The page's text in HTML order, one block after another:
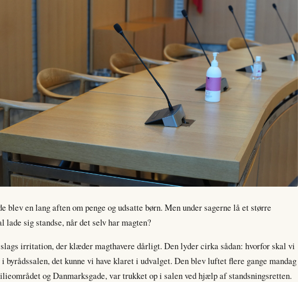
blev en lang aften om penge og udsatte børn. Men under sagerne lå et større
lade sig standse, når det selv har magten?
irritation, der klæder magthavere dårligt. Den lyder cirka sådan: hvorfor skal vi
byrådssalen, det kunne vi have klaret i udvalget. Den blev luftet flere gange mandag
og Danmarksgade, var trukket op i salen ved hjælp af standsningsretten.